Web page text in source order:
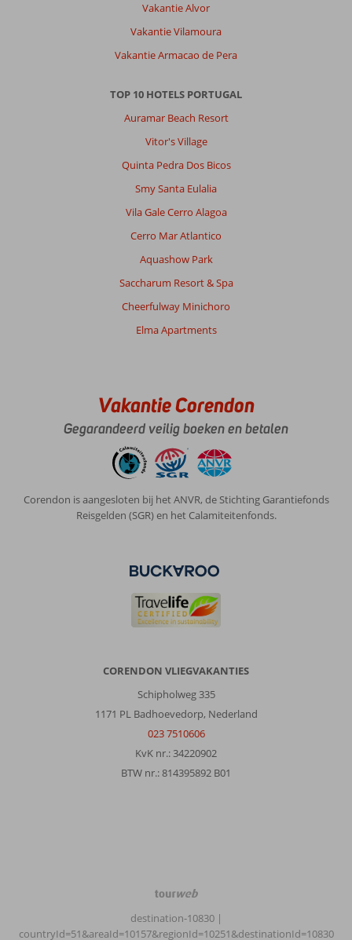
Vakantie Alvor
Vakantie Vilamoura
Vakantie Armacao de Pera
TOP 10 HOTELS PORTUGAL
Auramar Beach Resort
Vitor's Village
Quinta Pedra Dos Bicos
Smy Santa Eulalia
Vila Gale Cerro Alagoa
Cerro Mar Atlantico
Aquashow Park
Saccharum Resort & Spa
Cheerfulway Minichoro
Elma Apartments
Vakantie Corendon
Gegarandeerd veilig boeken en betalen
Corendon is aangesloten bij het ANVR, de Stichting Garantiefonds
Reisgelden (SGR) en het Calamiteitenfonds.
CORENDON VLIEGVAKANTIES
Schipholweg 335
1171 PL Badhoevedorp, Nederland
023 7510606
KvK nr.: 34220902
BTW nr.: 814395892 B01
TourWeb
NetMatch
destination-10830 |
countryId=51&areaId=10157&regionId=10251&destinationId=10830